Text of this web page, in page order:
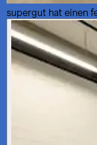
supergut hat einen